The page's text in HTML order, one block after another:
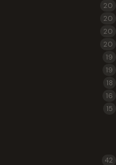
20
20
20
20
19
19
18
16
15
42